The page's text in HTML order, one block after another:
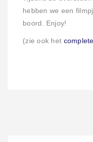
hebben we een
boord. Enjoy!
(zie ook het